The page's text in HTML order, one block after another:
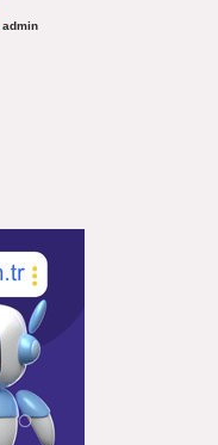
admin